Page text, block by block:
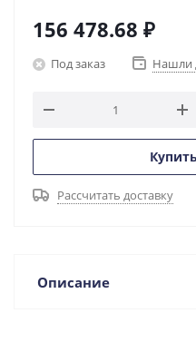
156 478.68 ₽
Под заказ Нашли
Рассчитать доставку
Описание